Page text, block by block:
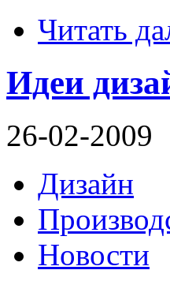
Читать
Идеи
26-02-2009
Дизайн
Новости